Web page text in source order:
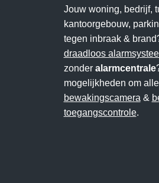
Jouw woning, bedrijf,
kantoorgebouw,
tegen inbraak &
draadloos
zonder alarmcentrale
mogelijkheden om
bewakingscamera &
toegangscontrole.